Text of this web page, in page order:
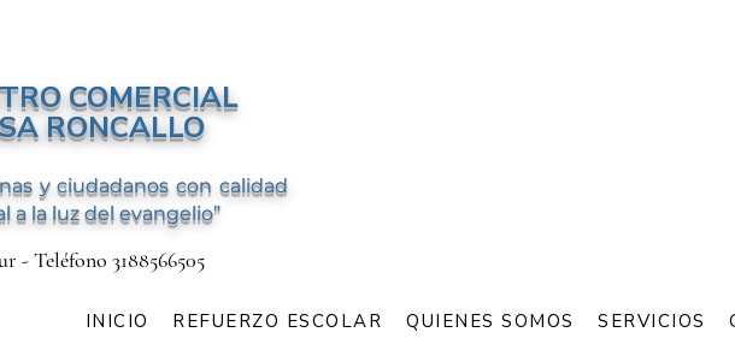
COMERCIAL
RONCALLO
y ciudadanos con calidad
a la luz del evangelio”
- Teléfono 3188566505
INICIO REFUERZO ESCOLAR QUIENES SOMOS SERVICIOS